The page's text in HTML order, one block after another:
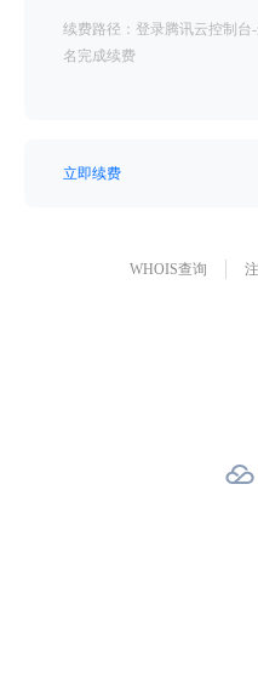
续费路径：登录腾讯云控制
名完成续费
立即续费
WHOIS查询